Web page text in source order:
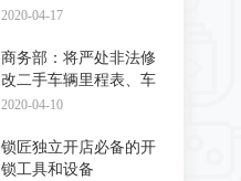
2020-04-17
商务部：将严处非法修
改二手车辆里程表、车
辆识别代码和发动
2020-04-10
锁匠独立开店必备的开
锁工具和设备